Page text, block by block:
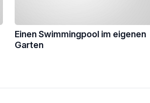
Einen Swimmingpool im eigenen
Garten